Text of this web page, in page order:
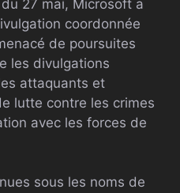
27 mai, Microsoft a
coordonnée
de poursuites
les divulgations
attaquants et
lutte contre les crimes
avec les forces de
sous les noms de